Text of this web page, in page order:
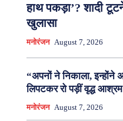
हाथ पकड़ा’? शादी
खुलासा
मनोरंजन August 7, 2026
“अपनों ने निकाला, इन्होंने
लिपटकर रो पड़ीं वृद्ध आश्रम
मनोरंजन August 7, 2026